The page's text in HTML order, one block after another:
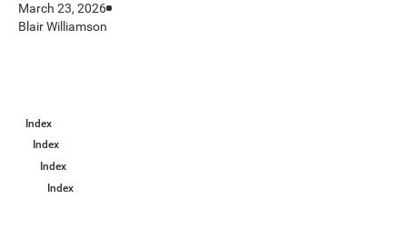
March 23, 2026
Blair Williamson
Index
Index
Index
Index